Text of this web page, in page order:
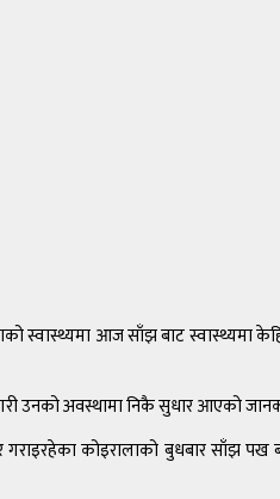
स्वास्थ्यमा आज साँझ बाट स्वास्थ्यमा
अवस्थामा निकै सुधार आएको
कोइरालाको बुधबार साँझ